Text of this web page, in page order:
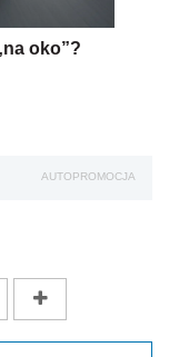
oko”?
AUTOPROMOCJA